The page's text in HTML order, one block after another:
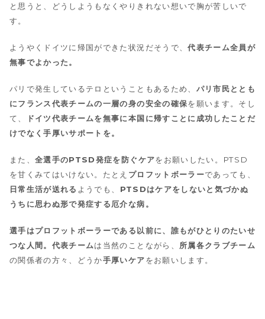
と思うと、どうしようもなくやりきれない想いで胸が苦しいで
す。
ようやくドイツに帰国ができた状況だそうで、代表チーム全員が
無事でよかった。
パリで発生しているテロということもあるため、 パリ市民ととも
にフランス代表チームの一層の身の安全の確保を願います。そし
て、
ドイツ代表チームを無事に本国に帰すことに成功したことだ
けでなく手厚いサポートを。
また、全選手のPTSD発症を防ぐケアをお願いしたい。PTSD
を甘くみてはいけない。たとえ プロフットボーラーであっても、
日常生活が送れる ようでも、 PTSDはケアをしないと気づかぬ
うちに思わぬ形で発症する厄介な病。
選手はプロフットボーラーである以前に、誰もがひとりのたいせ
つな人間。代表チームは当然のことながら、 所属各クラブチーム
の関係者の方々、どうか手厚いケアをお願いします。